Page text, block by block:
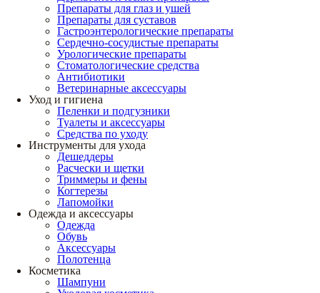
Препараты для глаз и ушей
Препараты для суставов
Гастроэнтерологические препараты
Сердечно-сосудистые препараты
Урологические препараты
Стоматологические средства
Антибиотики
Ветеринарные аксессуары
Уход и гигиена
Пеленки и подгузники
Туалеты и аксессуары
Средства по уходу
Инструменты для ухода
Дешеддеры
Расчески и щетки
Триммеры и фены
Когтерезы
Лапомойки
Одежда и аксессуары
Одежда
Обувь
Аксессуары
Полотенца
Косметика
Шампуни